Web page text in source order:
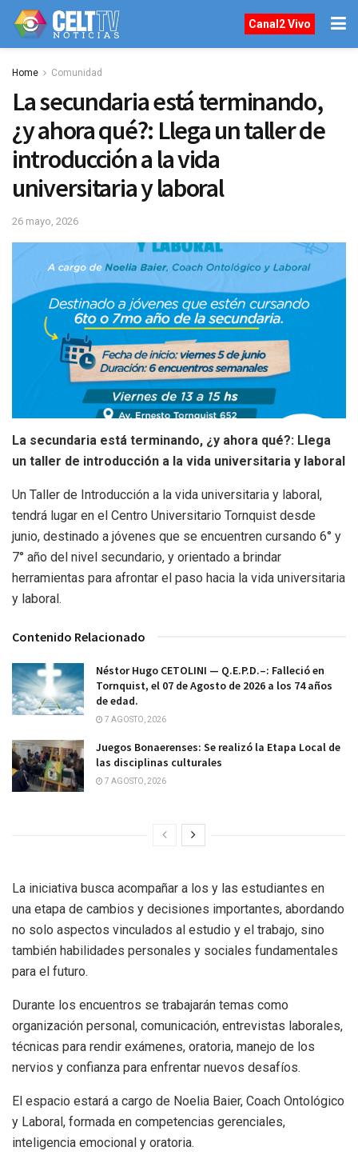
Canal2 Vivo
Home Comunidad
La secundaria está terminando,
¿y ahora qué?: Llega un taller de
introducción a la vida
universitaria y laboral
26 mayo, 2026
La secundaria está terminando, ¿y ahora qué?: Llega
un taller de introducción a la vida universitaria y laboral
Un Taller de Introducción a la vida universitaria y laboral,
tendrá lugar en el Centro Universitario Tornquist desde
junio, destinado a jóvenes que se encuentren cursando 6° y
7° año del nivel secundario, y orientado a brindar
herramientas para afrontar el paso hacia la vida universitaria
y laboral.
Contenido Relacionado
Néstor Hugo CETOLINI — Q.E.P.D.–: Falleció en
Tornquist, el 07 de Agosto de 2026 a los 74 años
de edad.
7 AGOSTO, 2026
Juegos Bonaerenses: Se realizó la Etapa Local de
las disciplinas culturales
7 AGOSTO, 2026
La iniciativa busca acompañar a los y las estudiantes en
una etapa de cambios y decisiones importantes, abordando
no solo aspectos vinculados al estudio y el trabajo, sino
también habilidades personales y sociales fundamentales
para el futuro.
Durante los encuentros se trabajarán temas como
organización personal, comunicación, entrevistas laborales,
técnicas para rendir exámenes, oratoria, manejo de los
nervios y confianza para enfrentar nuevos desafíos.
El espacio estará a cargo de Noelia Baier, Coach Ontológico
y Laboral, formada en competencias gerenciales,
inteligencia emocional y oratoria.